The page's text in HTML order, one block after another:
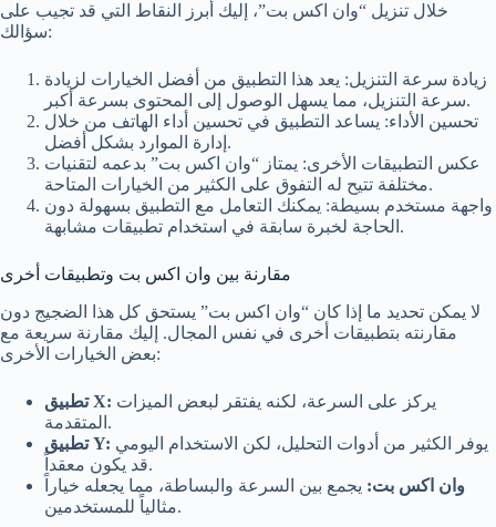
خلال تنزيل “وان اكس بت”، إليك أبرز النقاط التي قد تجيب على
سؤالك:
زيادة سرعة التنزيل: يعد هذا التطبيق من أفضل الخيارات لزيادة
سرعة التنزيل، مما يسهل الوصول إلى المحتوى بسرعة أكبر.
تحسين الأداء: يساعد التطبيق في تحسين أداء الهاتف من خلال
إدارة الموارد بشكل أفضل.
عكس التطبيقات الأخرى: يمتاز “وان اكس بت” بدعمه لتقنيات
مختلفة تتيح له التفوق على الكثير من الخيارات المتاحة.
واجهة مستخدم بسيطة: يمكنك التعامل مع التطبيق بسهولة دون
الحاجة لخبرة سابقة في استخدام تطبيقات مشابهة.
مقارنة بين وان اكس بت وتطبيقات أخرى
لا يمكن تحديد ما إذا كان “وان اكس بت” يستحق كل هذا الضجيج دون
مقارنته بتطبيقات أخرى في نفس المجال. إليك مقارنة سريعة مع
بعض الخيارات الأخرى:
تطبيق X:
المتقدمة.
تطبيق Y:
قد يكون معقداً.
وان اكس بت: يجمع بين السرعة والبساطة، مما يجعله خياراً
مثالياً للمستخدمين.